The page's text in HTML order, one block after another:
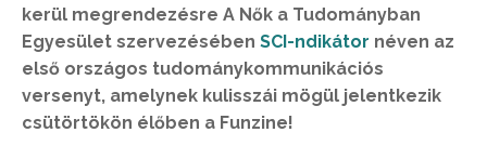
kerül megrendezésre A Nők a Tudományban
Egyesület szervezésében SCI-ndikátor néven az
első országos tudománykommunikációs
versenyt, amelynek kulisszái mögül jelentkezik
csütörtökön élőben a Funzine!